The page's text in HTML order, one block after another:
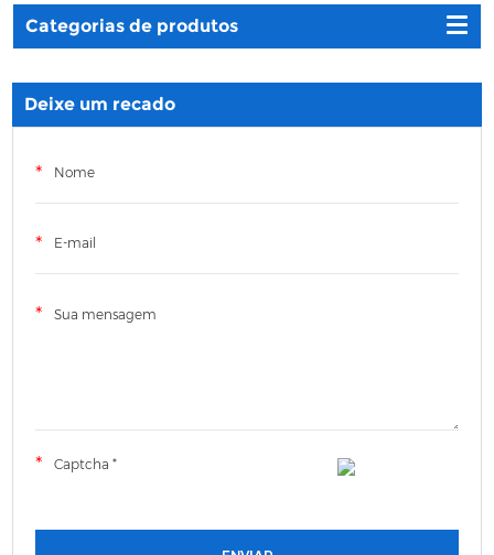
Categorias de produtos
Deixe um recado